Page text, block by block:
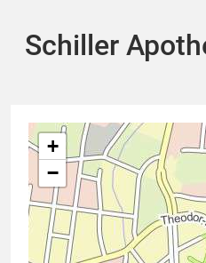
Schiller
+
−